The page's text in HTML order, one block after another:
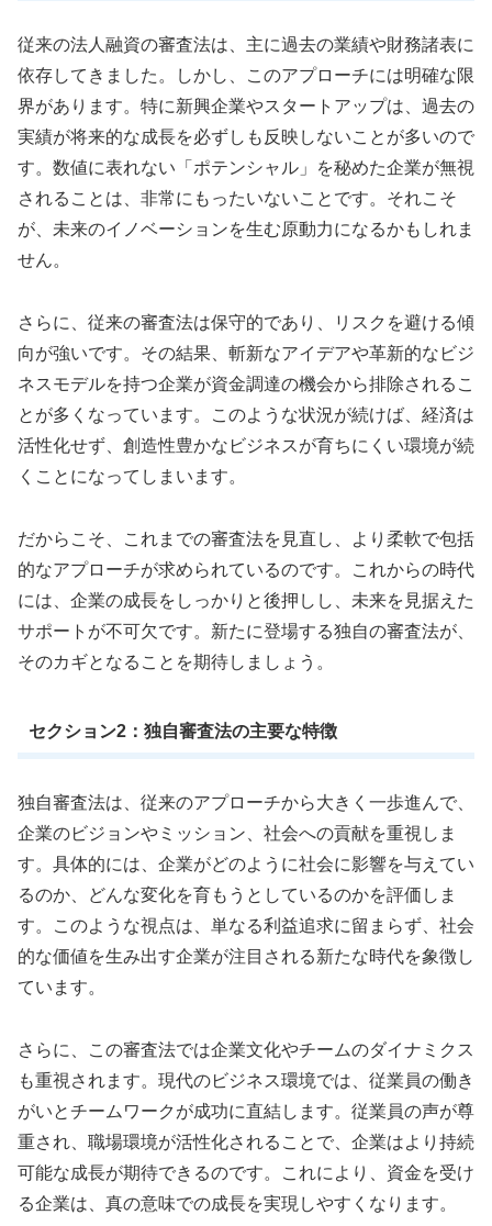
従来の法人融資の審査法は、主に過去の業績や財務諸表に
依存してきました。しかし、このアプローチには明確な限
界があります。特に新興企業やスタートアップは、過去の
実績が将来的な成長を必ずしも反映しないことが多いので
す。数値に表れない「ポテンシャル」を秘めた企業が無視
されることは、非常にもったいないことです。それこそ
が、未来のイノベーションを生む原動力になるかもしれま
せん。
さらに、従来の審査法は保守的であり、リスクを避ける傾
向が強いです。その結果、斬新なアイデアや革新的なビジ
ネスモデルを持つ企業が資金調達の機会から排除されるこ
とが多くなっています。このような状況が続けば、経済は
活性化せず、創造性豊かなビジネスが育ちにくい環境が続
くことになってしまいます。
だからこそ、これまでの審査法を見直し、より柔軟で包括
的なアプローチが求められているのです。これからの時代
には、企業の成長をしっかりと後押しし、未来を見据えた
サポートが不可欠です。新たに登場する独自の審査法が、
そのカギとなることを期待しましょう。
セクション2：独自審査法の主要な特徴
独自審査法は、従来のアプローチから大きく一歩進んで、
企業のビジョンやミッション、社会への貢献を重視しま
す。具体的には、企業がどのように社会に影響を与えてい
るのか、どんな変化を育もうとしているのかを評価しま
す。このような視点は、単なる利益追求に留まらず、社会
的な価値を生み出す企業が注目される新たな時代を象徴し
ています。
さらに、この審査法では企業文化やチームのダイナミクス
も重視されます。現代のビジネス環境では、従業員の働き
がいとチームワークが成功に直結します。従業員の声が尊
重され、職場環境が活性化されることで、企業はより持続
可能な成長が期待できるのです。これにより、資金を受け
る企業は、真の意味での成長を実現しやすくなります。